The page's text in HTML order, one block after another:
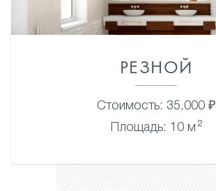
РЕЗНОЙ
Стоимость: 35,000 ₽
Площадь: 10 м 2